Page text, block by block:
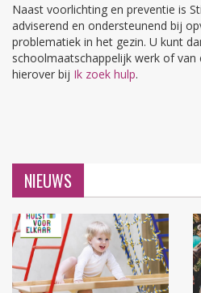
Naast voorlichting en preventie is
adviserend en ondersteunend bij
problematiek in het gezin. U kunt
schoolmaatschappelijk werk of van
hierover bij Ik zoek hulp.
NIEUWS